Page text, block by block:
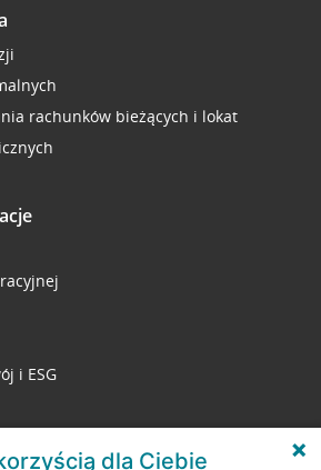
rachunków bieżących i lokat
i ESG
dla Ciebie